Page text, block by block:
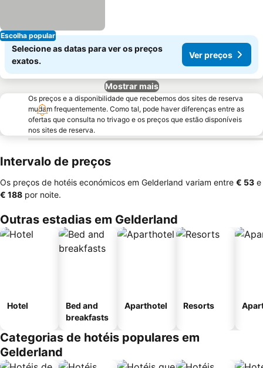
Escolha popular
Selecione as datas para ver os preços
exatos.
Ver preços
Mostrar mais
Os preços e a disponibilidade que recebemos dos sites de reserva
mudam frequentemente. Como tal, pode haver diferenças entre as
ofertas que consulta no trivago e os preços que estão disponíveis
nos sites de reserva.
Intervalo de preços
Os preços de hotéis económicos em Gelderland variam entre ‎€ 53 e
‎€ 188 por noite.
Outras estadias em Gelderland
Hotel
Bed and
breakfasts
Aparthotel Resorts
Categorias de hotéis populares em
Gelderland